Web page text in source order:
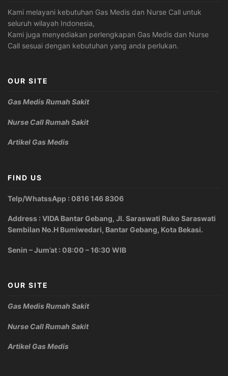
Kami melayani kebutuhan Gas Medis dan Nurse Call untuk
seluruh wilayah Indonesia,
Kami juga menyediakan perlengkapan Gas Medis dan Nurse
Call sesuai dengan kebutuhan yang anda perlukan.
OUR SITE
Gas Medis Rumah Sakit
Nurse Call Rumah Sakit
Artikel Gas Medis
FIND US
Telp/WhatssApp : 0816 146 8306
Address : VIDA Bantar Gebang, Jl. Saraswati Ruko Saraswati
Sembilan No.H Bumiwedari, Bantar Gebang, Kota Bekasi.
Senin – Jum’at : 08:00 – 16:30 WIB
OUR SITE
Gas Medis Rumah Sakit
Nurse Call Rumah Sakit
Artikel Gas Medis